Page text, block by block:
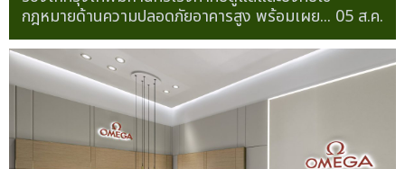
กฎหมายด้านความปลอดภัยอาคารสูง พร้อมเผย... 05 ส.ค.